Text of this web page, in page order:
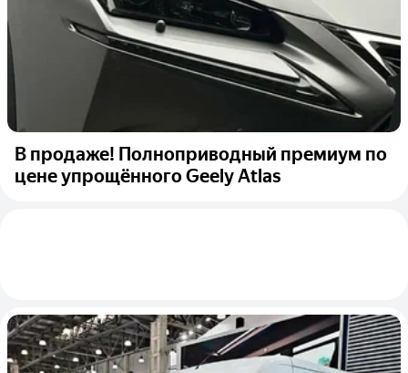
В продаже! Полноприводный премиум по
цене упрощённого Geely Atlas